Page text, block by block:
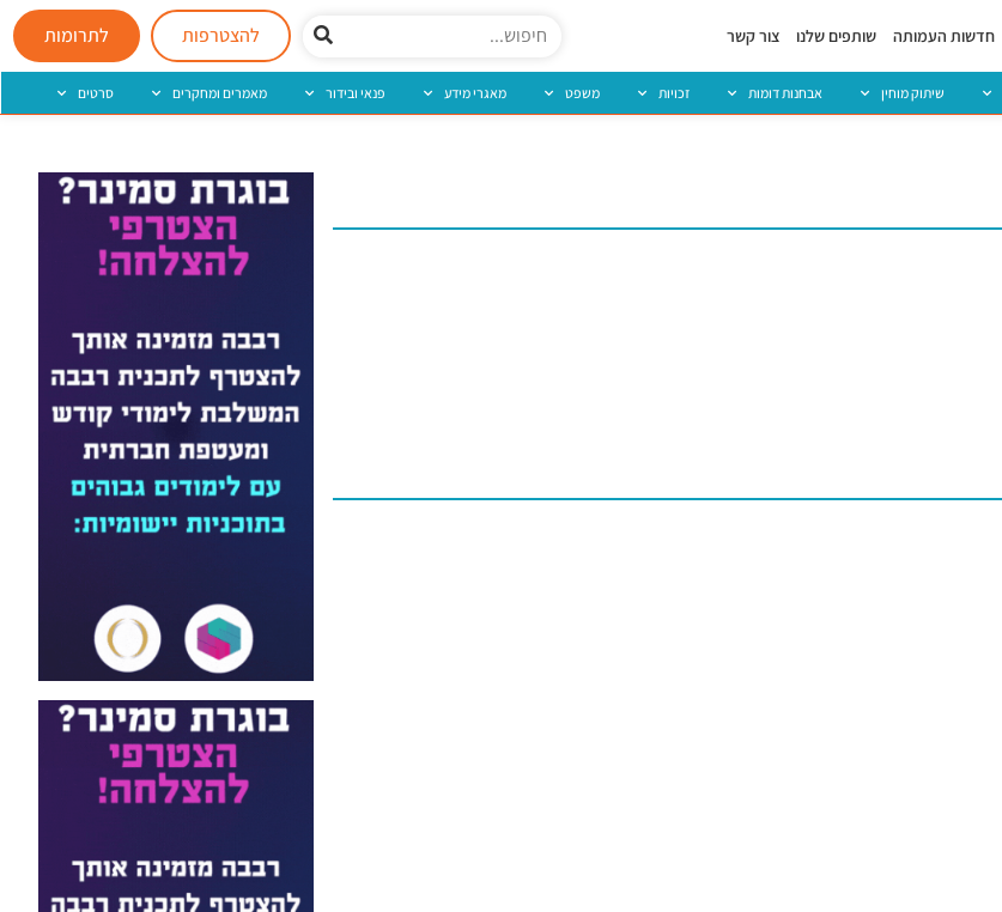
חדשות העמותה שותפים שלנו צור קשר להצטרפות לתרומות
שיתוק מוחין אבחנות דומות זכויות משפט מאגרי מידע פנאי ובידור מאמרים ומחקרים סרטים